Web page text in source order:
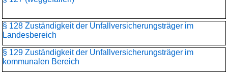
§ 128 Zuständigkeit der Unfallversicherungsträger im
Landesbereich
§ 129 Zuständigkeit der Unfallversicherungsträger im
kommunalen Bereich